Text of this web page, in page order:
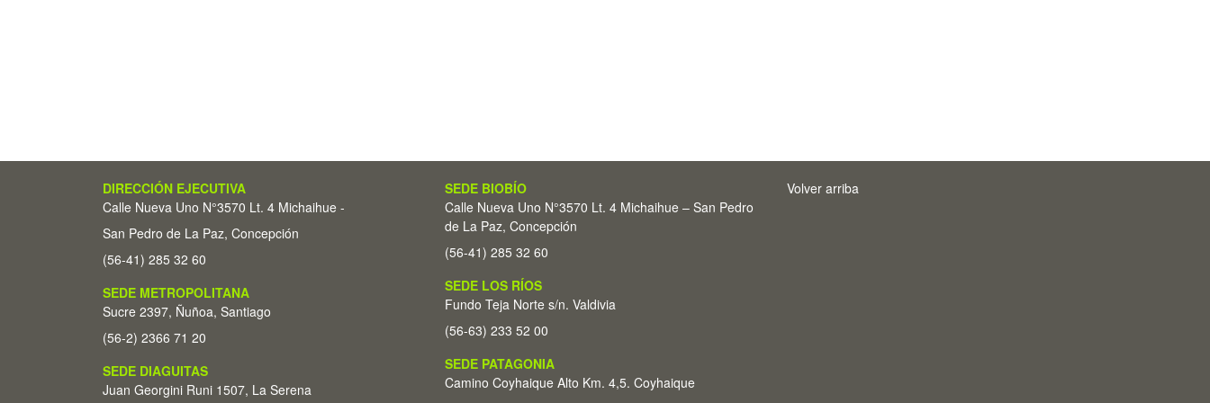
DIRECCIÓN EJECUTIVA
Calle Nueva Uno N°3570 Lt. 4 Michaihue -
San Pedro de La Paz, Concepción
(56-41) 285 32 60
SEDE METROPOLITANA
Sucre 2397, Ñuñoa, Santiago
(56-2) 2366 71 20
SEDE DIAGUITAS
Juan Georgini Runi 1507, La Serena
SEDE BIOBÍO
Calle Nueva Uno N°3570 Lt. 4 Michaihue – San Pedro
de La Paz, Concepción
(56-41) 285 32 60
SEDE LOS RÍOS
Fundo Teja Norte s/n. Valdivia
(56-63) 233 52 00
SEDE PATAGONIA
Camino Coyhaique Alto Km. 4,5. Coyhaique
Volver arriba